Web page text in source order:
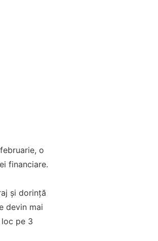
o
financiare.
și dorință
devin mai
pe 3